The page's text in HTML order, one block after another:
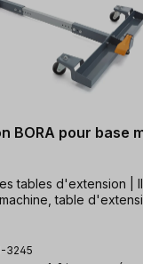
BORA pour base
tables d'extension |
table
3245